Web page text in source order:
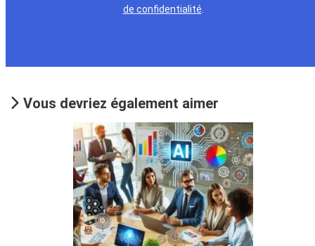
de confidentialité.
Vous devriez également aimer